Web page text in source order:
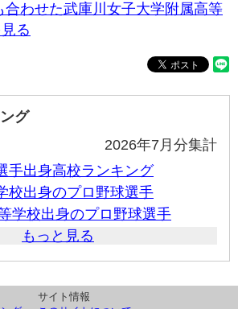
合わせた武庫川女子大学附属高等
る
グ
2026年7月分集計
手出身高校ランキング
校出身のプロ野球選手
学校出身のプロ野球選手
もっと見る
サイト情報